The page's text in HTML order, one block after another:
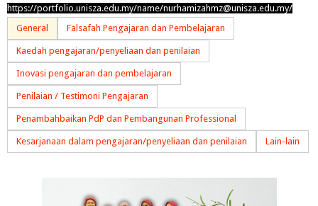
https://portfolio.unisza.edu.my/name/nurhamizahmz@unisza.edu.my/
General
Falsafah Pengajaran dan Pembelajaran
Kaedah pengajaran/penyeliaan dan penilaian
Inovasi pengajaran dan pembelajaran
Penilaian / Testimoni Pengajaran
Penambahbaikan PdP dan Pembangunan Professional
Kesarjanaan dalam pengajaran/penyeliaan dan penilaian Lain-lain